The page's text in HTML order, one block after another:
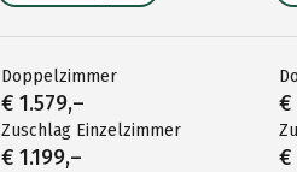
Doppelzimmer
€ 1.579,–
Zuschlag Einzelzimmer
€ 1.199,–
€
€